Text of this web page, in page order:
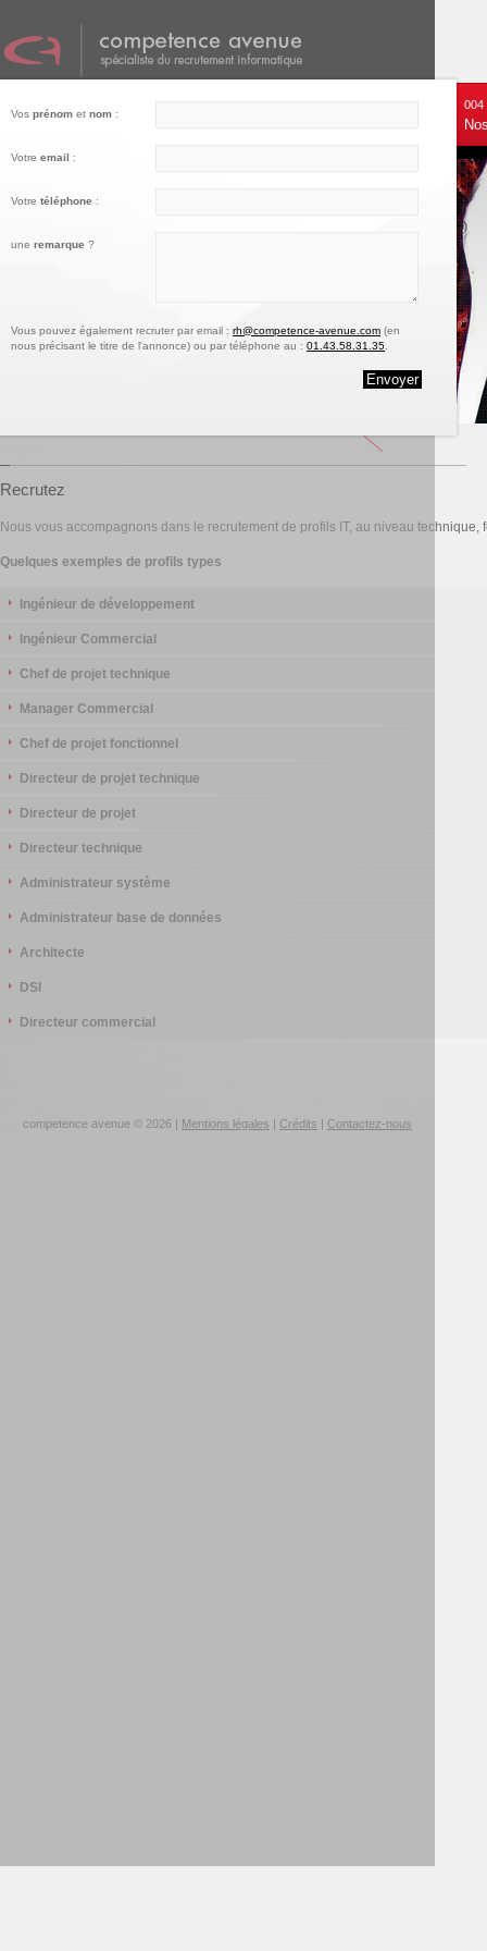
004
Recrutez
Nous vous accompagnons dans le recrutement de profils IT, au niveau technique,
Quelques exemples de profils types
Ingénieur de développement
Ingénieur Commercial
Chef de projet technique
Manager Commercial
Chef de projet fonctionnel
Directeur de projet technique
Directeur de projet
Directeur technique
Administrateur système
Administrateur base de données
Architecte
DSI
Directeur commercial
competence avenue © 2026 | Mentions légales Crédits Contactez-nous
Vos prénom et nom :
Votre email :
Votre téléphone :
une remarque ?
Vous pouvez également recruter par email : rh@competence-avenue.com (en
nous précisant le titre de l'annonce) ou par téléphone au : 01.43.58.31.35